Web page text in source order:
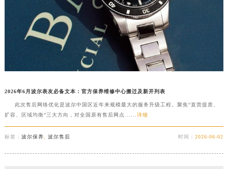
2026年6月波尔表友必备文本：官方保养维修中心搬迁及新开列表
此次售后网络优化是波尔中国区近年来规模最大的服务升级工程。聚焦“直营提质、
扩容、区域均衡”三大方向，对全国原有售后网点...... 详细
标签： 波尔保养 波尔售后 时间：2026-06-02